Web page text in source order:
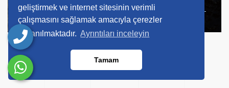
geliştirmek ve internet sitesinin verimli
çalışmasını sağlamak amacıyla çerezler
kullanılmaktadır. Ayrıntıları inceleyin
Tamam